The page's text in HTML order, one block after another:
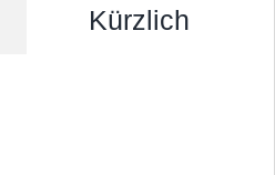
Kürzlich